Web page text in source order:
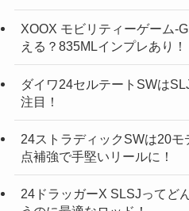
XOOX モビリティーゲーム-
える？835MLインプレあり！
ダイワ24セルテートSWは
注目！
24ストラディックSWは20
点補強で手堅いリールに！
24ドラッガーX SLSJってど